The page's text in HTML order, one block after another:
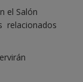
el Salón
relacionados